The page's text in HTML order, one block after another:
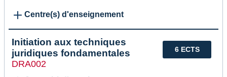
Centre(s) d'enseignement
6 ECTS
Initiation aux techniques
juridiques fondamentales
DRA002